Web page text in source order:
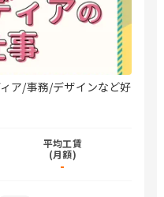
ア/事務/デザインなど好
平均工賃
(月額)
-